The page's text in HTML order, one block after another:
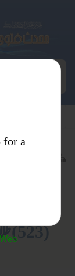
(523) طلا ق کے مباح ہونے کی حکمت کا بیان
for a